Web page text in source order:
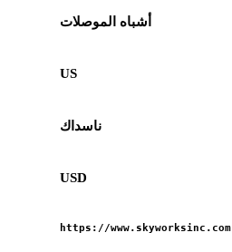
أشباه الموصلات
US
ناسداك
USD
https://www.skyworksinc.com